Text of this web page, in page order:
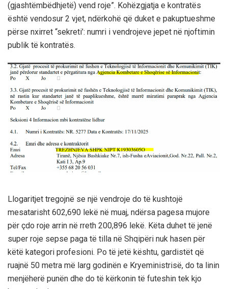
(gjashtëmbëdhjetë) vend roje”. Kohëzgjatja e kontratës
është vendosur 2 vjet, ndërkohë që duket e pakuptueshme
përse nxirret “sekreti’: numri i vendrojeve jepet në njoftimin
publik të kontratës.
Llogaritjet tregojnë se një vendroje do të kushtojë
mesatarisht 602,690 lekë në muaj, ndërsa pagesa mujore
për çdo roje arrin në rreth 200,896 lekë. Këta duhet të jenë
super roje sepse paga të tilla në Shqipëri nuk hasen për
këtë kategori profesioni. Po të jetë kështu, gardistët që
ruajnë 50 metra më larg godinën e Kryeministrisë, do ta linin
menjëherë punën dhe do të kërkonin të futeshin tek kjo